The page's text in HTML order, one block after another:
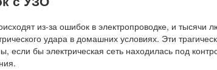
из-за ошибок в электропроводке, и тысячи
удара в домашних условиях. Эти
если бы электрическая сеть находилась под